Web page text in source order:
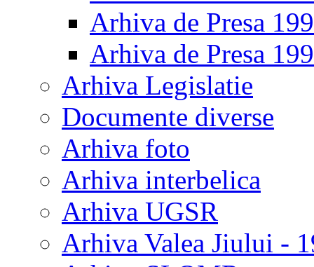
Arhiva de Presa
Arhiva de Presa
Arhiva Legislatie
Documente diverse
Arhiva foto
Arhiva interbelica
Arhiva UGSR
Arhiva Valea Jiului -